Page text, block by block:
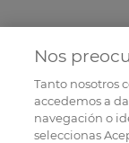
Nos
Tanto nosotros
accedemos a
navegación o
seleccionas